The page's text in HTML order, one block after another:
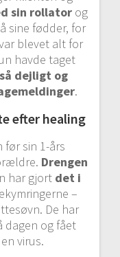
sin rollatorog
sine fødder, for
blevet alt for
havde taget
dejligt og
.
efter healing
før sin 1-års
Drengen
har gjort det i
–
De har
og fået
virus.